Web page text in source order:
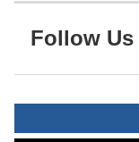
Follow Us